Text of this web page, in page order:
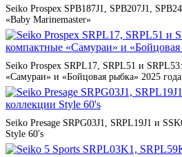
Seiko Prospex SPB187J1, SPB207J1,
«Baby Marinemaster»
Seiko Prospex SRPL17, SRPL51 и
«Самураи» и «Бойцовая рыбка» 2025 года
Seiko Presage SRPG03J1, SRPL19J1 и
Style 60's